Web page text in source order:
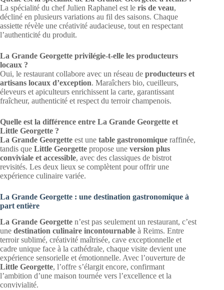
La spécialité du chef Julien Raphanel est le ris de veau,
décliné en plusieurs variations au fil des saisons. Chaque
assiette révèle une créativité audacieuse, tout en respectant
l’authenticité du produit.
La Grande Georgette privilégie-t-elle les producteurs
locaux ?
Oui, le restaurant collabore avec un réseau de producteurs et
artisans locaux d’exception. Maraîchers bio, cueilleurs,
éleveurs et apiculteurs enrichissent la carte, garantissant
fraîcheur, authenticité et respect du terroir champenois.
Quelle est la différence entre La Grande Georgette et
Little Georgette ?
La Grande Georgette est une table gastronomique raffinée,
tandis que Little Georgette propose une version plus
conviviale et accessible, avec des classiques de bistrot
revisités. Les deux lieux se complètent pour offrir une
expérience culinaire variée.
La Grande Georgette : une destination gastronomique à
part entière
La Grande Georgette n’est pas seulement un restaurant, c’est
une destination culinaire incontournable à Reims. Entre
terroir sublimé, créativité maîtrisée, cave exceptionnelle et
cadre unique face à la cathédrale, chaque visite devient une
expérience sensorielle et émotionnelle. Avec l’ouverture de
Little Georgette, l’offre s’élargit encore, confirmant
l’ambition d’une maison tournée vers l’excellence et la
convivialité.